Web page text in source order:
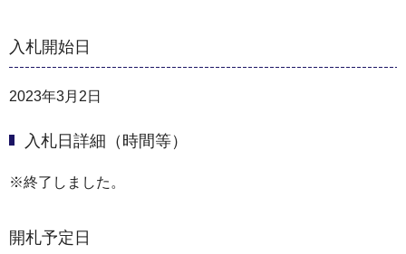
入札開始日
2023年3月2日
入札日詳細（時間等）
※終了しました。
開札予定日